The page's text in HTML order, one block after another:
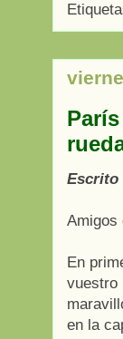
Escrito
Amigos
En
vuestro
en la